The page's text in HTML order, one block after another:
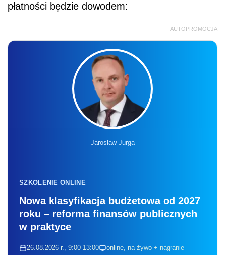
płatności będzie dowodem:
AUTOPROMOCJA
Jarosław Jurga
SZKOLENIE ONLINE
Nowa klasyfikacja budżetowa od 2027
roku – reforma finansów publicznych
w praktyce
26.08.2026 r., 9:00-13:00 online, na żywo + nagranie